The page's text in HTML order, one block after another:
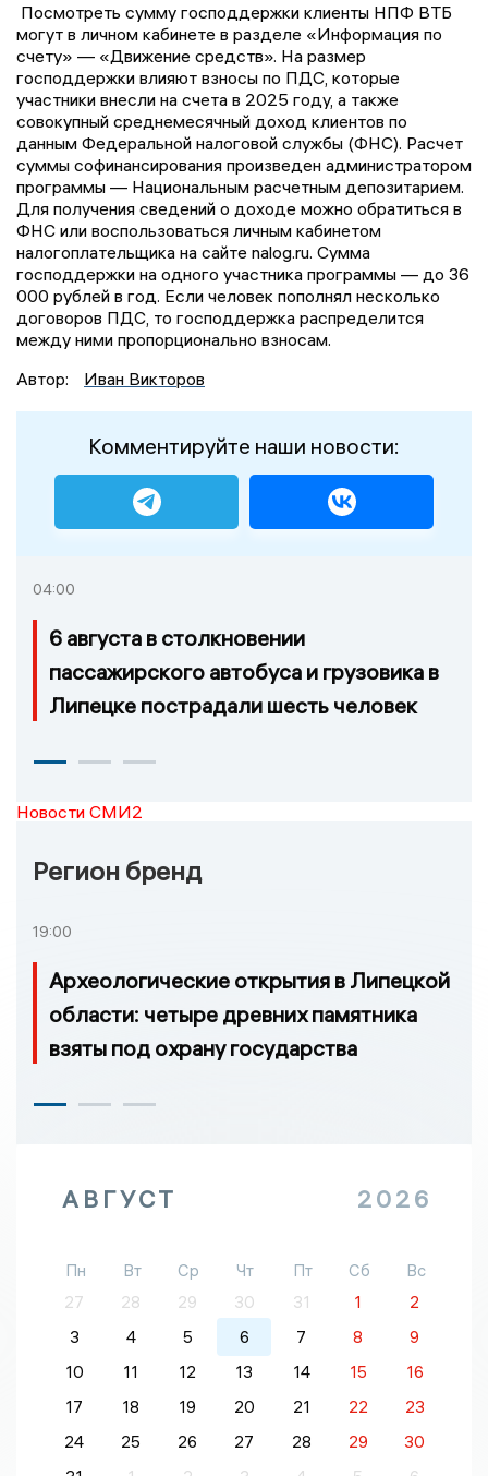
Посмотреть сумму господдержки клиенты НПФ ВТБ
могут в личном кабинете в разделе «Информация по
счету» — «Движение средств». На размер
господдержки влияют взносы по ПДС, которые
участники внесли на счета в 2025 году, а также
совокупный среднемесячный доход клиентов по
данным Федеральной налоговой службы (ФНС). Расчет
суммы софинансирования произведен администратором
программы — Национальным расчетным депозитарием.
Для получения сведений о доходе можно обратиться в
ФНС или воспользоваться личным кабинетом
налогоплательщика на сайте nalog.ru. Сумма
господдержки на одного участника программы — до 36
000 рублей в год. Если человек пополнял несколько
договоров ПДС, то господдержка распределится
между ними пропорционально взносам.
Автор:
Иван Викторов
Комментируйте наши новости:
04:00
6 августа в столкновении
пассажирского автобуса и грузовика в
Липецке пострадали шесть человек
Новости СМИ2
Регион бренд
19:00
Археологические открытия в Липецкой
области: четыре древних памятника
взяты под охрану государства
АВГУСТ 2026
Пн Вт Ср Чт Пт Сб
Вс
27
28 29 30 31 1
2
3
4 5 6 7 8
9
10
11 12 13 14 15
16
17
18 19 20 21 22
23
24
25 26 27 28 29
30